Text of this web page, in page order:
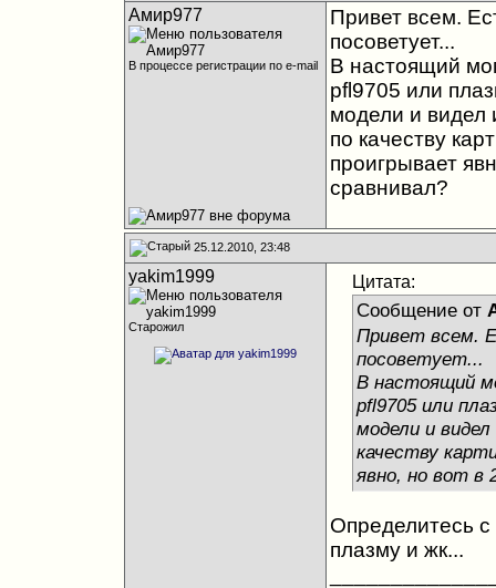
Амир977
В процессе регистрации по e-mail
Привет всем.
посоветует...
В настоящий
pfl9705 или
модели и видел
по качеству
проигрывает
сравнивал?
25.12.2010, 23:48
yakim1999
Старожил
Цитата:
Сообщение от
Привет всем.
посоветует...
В настоящий
pfl9705 или
модели и
качеству
явно, но вот в
Определитесь с
плазму и жк...